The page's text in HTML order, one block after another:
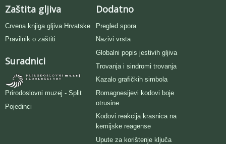
Zaštita gljiva
Crvena knjiga gljiva Hrvatske
Pravilnik o zaštiti
Suradnici
Prirodoslovni muzej - Split
Pojedinci
Dodatno
Pregled spora
Nazivi vrsta
Globalni popis jestivih gljiva
Trovanja i sindromi trovanja
Kazalo grafičkih simbola
Romagnesijevi kodovi boje
otrusine
Kodovi reakcija krasnica na
kemijske reagense
Upute za korištenje ključa